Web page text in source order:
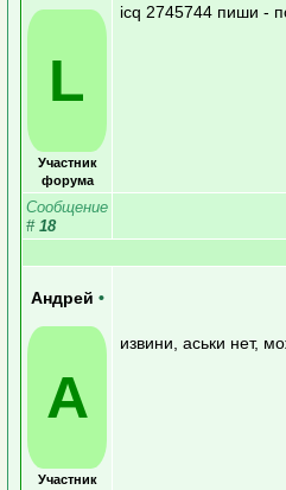
L
Участник
форума
icq 2745744 пиши -
Сообщение
# 18
Андрей •
А
Участник
извини, аськи нет,